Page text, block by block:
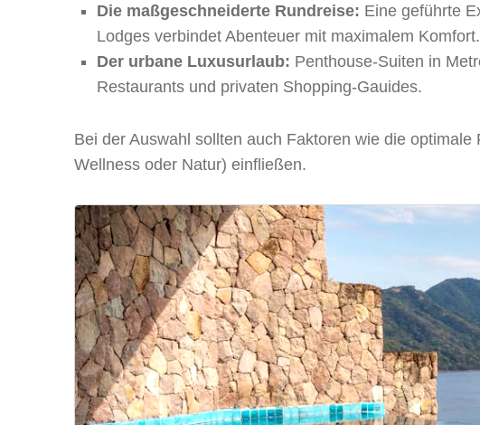
Die maßgeschneiderte Rundreise: Eine geführte
Lodges verbindet Abenteuer mit maximalem Komfort.
Der urbane Luxusurlaub: Penthouse-Suiten in
Restaurants und privaten Shopping-Gauides.
Bei der Auswahl sollten auch Faktoren wie die
Wellness oder Natur) einfließen.